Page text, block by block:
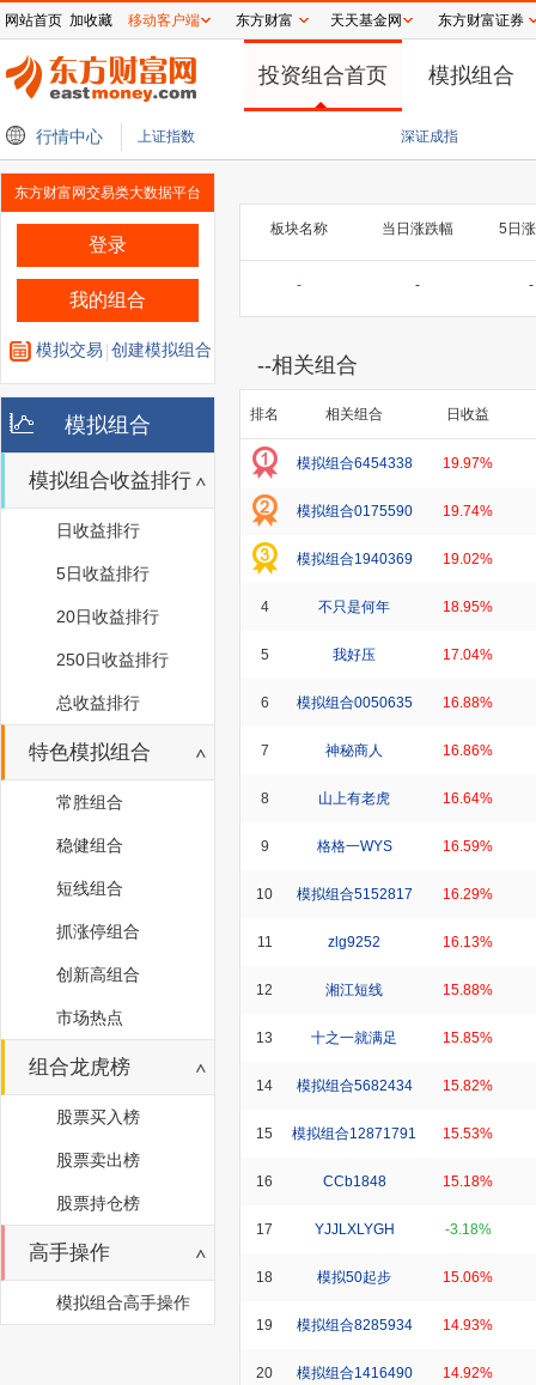
网站首页 加收藏 移动客户端 东方财富 天天基金网 东方财富证券
投资组合首页 模拟组合
行情中心 上证指数 深证成指
：三大指数集体低开 韩国KOSPI指数跌幅扩大至5% 港股开盘：恒生指数
东方财富网交易类大数据平台
登录
我的组合
模拟交易 创建模拟组合
模拟组合
模拟组合收益排行
日收益排行
5日收益排行
20日收益排行
250日收益排行
总收益排行
特色模拟组合
常胜组合
稳健组合
短线组合
抓涨停组合
创新高组合
市场热点
组合龙虎榜
股票买入榜
股票卖出榜
股票持仓榜
高手操作
模拟组合高手操作
板块名称 当日涨跌幅 5日
- - -
--相关组合
排名 相关组合 日收益
模拟组合6454338 19.97%
模拟组合0175590 19.74%
模拟组合1940369 19.02%
4 不只是何年 18.95%
5 我好压 17.04%
6 模拟组合0050635 16.88%
7 神秘商人 16.86%
8 山上有老虎 16.64%
9 格格一WYS 16.59%
10 模拟组合5152817 16.29%
11 zlg9252 16.13%
12 湘江短线 15.88%
13 十之一就满足 15.85%
14 模拟组合5682434 15.82%
15 模拟组合12871791 15.53%
16 CCb1848 15.18%
17 YJJLXLYGH -3.18%
18 模拟50起步 15.06%
19 模拟组合8285934 14.93%
20 模拟组合1416490 14.92%